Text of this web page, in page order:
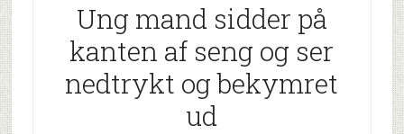
Ung mand sidder på
kanten af seng og ser
nedtrykt og bekymret
ud